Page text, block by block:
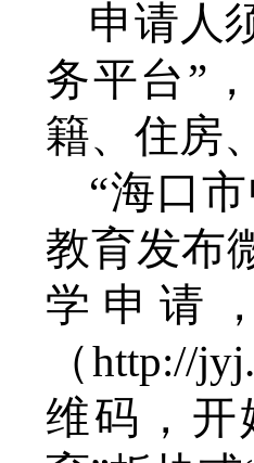
申请人
务平台”
籍、住房
“海口
教育发布
学 申请
（http://
维码，开